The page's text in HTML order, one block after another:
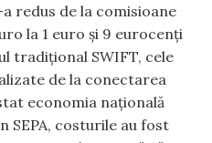
redus de la comisioane
la 1 euro și 9 eurocenți
tradițional SWIFT, cele
de la conectarea
economia națională
SEPA, costurile au fost